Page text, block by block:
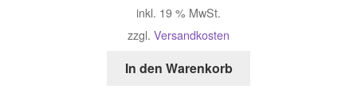
inkl. 19 % MwSt.
zzgl. Versandkosten
In den Warenkorb